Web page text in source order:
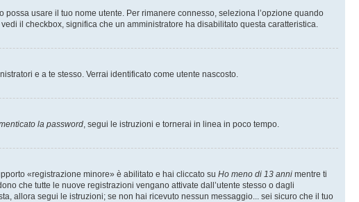
usare il tuo nome utente. Per rimanere connesso, seleziona l’opzione quando
il checkbox, significa che un amministratore ha disabilitato questa caratteristica.
e a te stesso. Verrai identificato come utente nascosto.
la password, segui le istruzioni e tornerai in linea in poco tempo.
«registrazione minore» è abilitato e hai cliccato su Ho meno di 13 anni mentre ti
che tutte le nuove registrazioni vengano attivate dall’utente stesso o dagli
allora segui le istruzioni; se non hai ricevuto nessun messaggio... sei sicuro che il tuo